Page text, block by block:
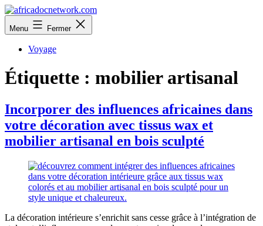
Aller
au
contenu
africadocnetwork.com
Menu Fermer
Voyage
Étiquette : mobilier artisanal
Incorporer des influences africaines dans
votre décoration avec tissus wax et
mobilier artisanal en bois sculpté
La décoration intérieure s’enrichit sans cesse grâce à l’intégration de